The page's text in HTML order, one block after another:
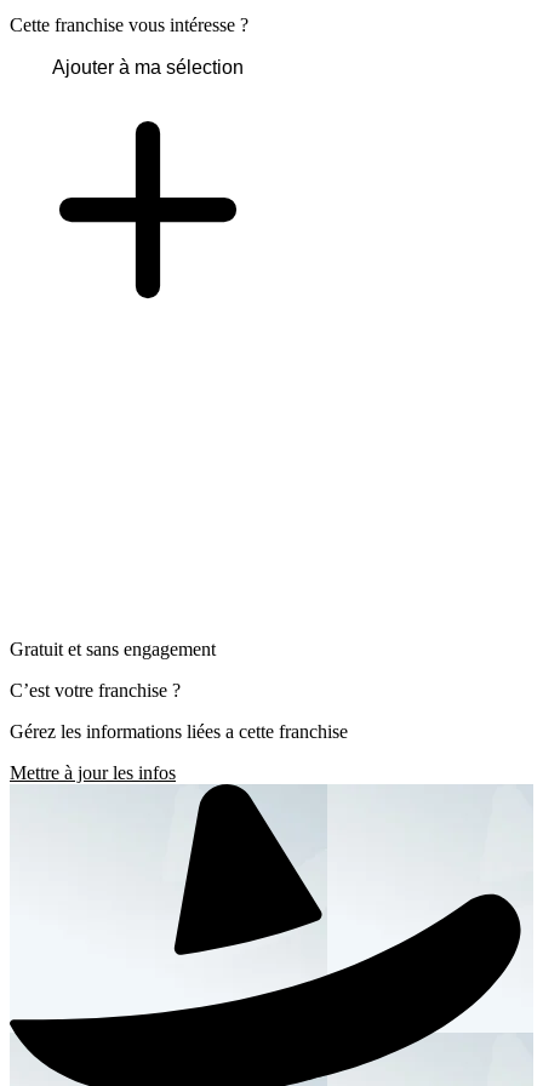
Cette franchise vous intéresse ?
Ajouter à ma sélection
Gratuit et sans engagement
C’est votre franchise ?
Gérez les informations liées a cette franchise
Mettre à jour les infos